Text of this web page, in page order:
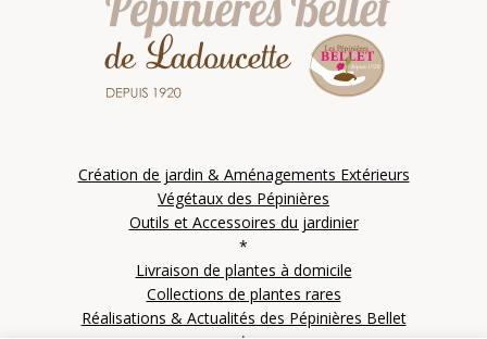
Création de jardin & Aménagements Extérieurs
Végétaux des Pépinières
Outils et Accessoires du jardinier
*
Livraison de plantes à domicile
Collections de plantes rares
Réalisations & Actualités des Pépinières Bellet